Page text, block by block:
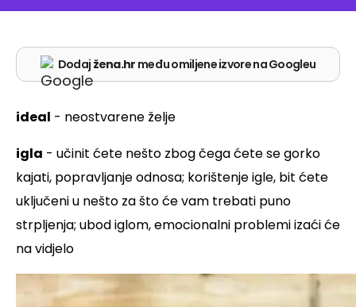
Dodaj žena.hr među omiljene izvore na Googleu
ideal - neostvarene želje
igla - učinit ćete nešto zbog čega ćete se gorko
kajati, popravljanje odnosa; korištenje igle, bit ćete
uključeni u nešto za što će vam trebati puno
strpljenja; ubod iglom, emocionalni problemi izaći će
na vidjelo